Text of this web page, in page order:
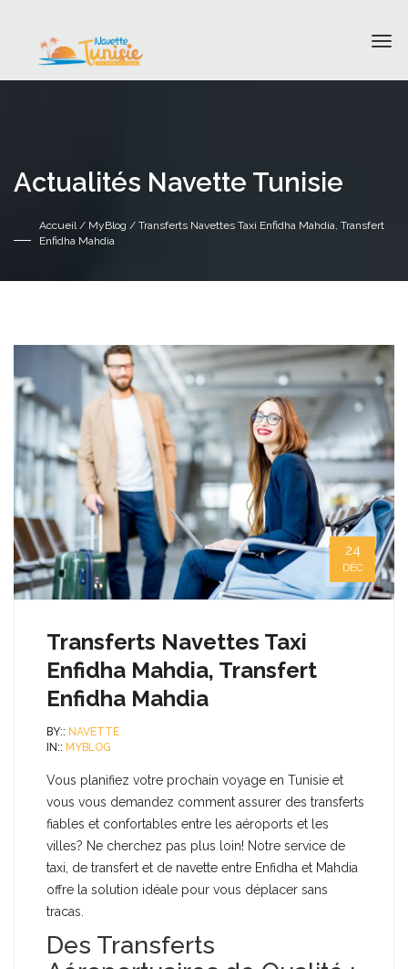
Actualités Navette Tunisie
Accueil/ MyBlog / Transferts Navettes Taxi Enfidha Mahdia, Transfert
Enfidha Mahdia
Transferts Navettes Taxi
Enfidha Mahdia, Transfert
Enfidha Mahdia
BY:: NAVETTE
IN:: MYBLOG
24
DÉC
Vous planifiez votre prochain voyage en Tunisie et
vous vous demandez comment assurer des transferts
fiables et confortables entre les aéroports et les
villes? Ne cherchez pas plus loin! Notre service de
taxi, de transfert et de navette entre Enfidha et Mahdia
offre la solution idéale pour vous déplacer sans
tracas.
Des Transferts